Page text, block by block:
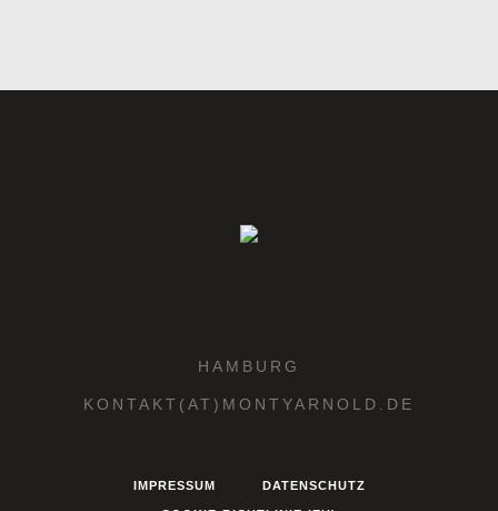
HAMBURG
KONTAKT(AT)MONTYARNOLD.DE
IMPRESSUM DATENSCHUTZ